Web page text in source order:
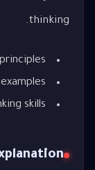
thinking.
skills